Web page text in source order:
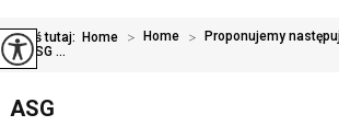
Jesteś tutaj: Home > Home > Proponujemy
> ASG ...
ASG